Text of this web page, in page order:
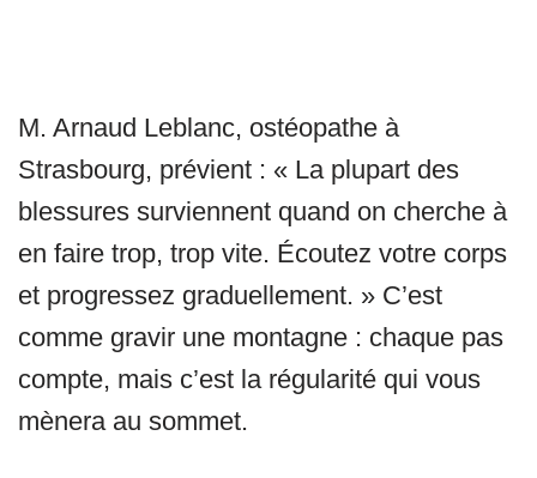
M. Arnaud Leblanc, ostéopathe à
Strasbourg, prévient : « La plupart des
blessures surviennent quand on cherche à
en faire trop, trop vite. Écoutez votre corps
et progressez graduellement. » C’est
comme gravir une montagne : chaque pas
compte, mais c’est la régularité qui vous
mènera au sommet.